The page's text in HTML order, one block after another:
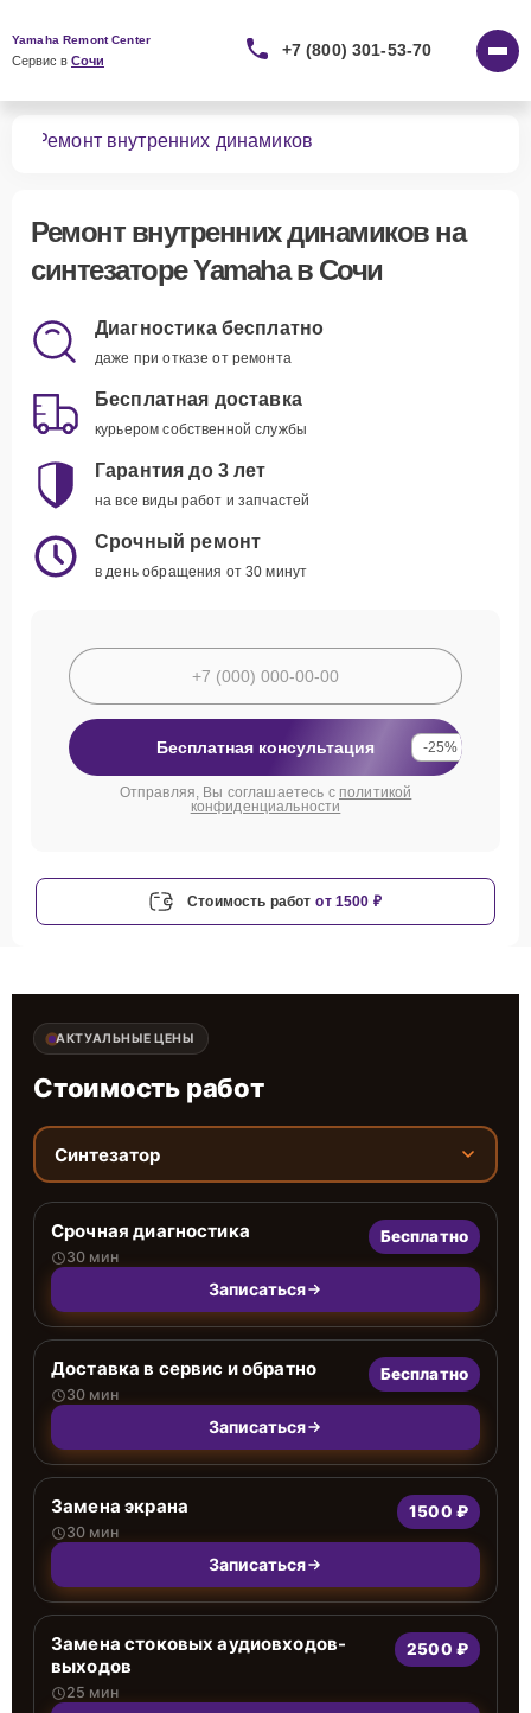
Yamaha Remont Center
Сервис в Сочи
+7 (800) 301-53-70
Ремонт внутренних динамиков
Ремонт внутренних динамиковна
синтезаторе Yamaha в Сочи
Диагностика бесплатно
даже при отказе от ремонта
Бесплатная доставка
курьером собственной службы
Гарантия до 3 лет
на все виды работ и запчастей
Срочный ремонт
в день обращения от 30 минут
Бесплатная консультация -25%
Отправляя, Вы соглашаетесь с политикой
конфиденциальности
Стоимость работ от 1500 ₽
АКТУАЛЬНЫЕ ЦЕНЫ
Стоимость работ
Синтезатор
Срочная диагностика
30 мин
Бесплатно
Записаться
Доставка в сервис и обратно
30 мин
Бесплатно
Записаться
Замена экрана
30 мин
1500 ₽
Записаться
Замена стоковых аудиовходов-
выходов
25 мин
2500 ₽